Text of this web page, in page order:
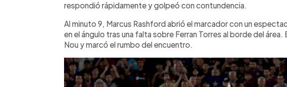
respondió rápidamente y golpeó con contundencia.
Al minuto 9, Marcus Rashford abrió el marcador con un
en el ángulo tras una falta sobre Ferran Torres al borde del área.
Nou y marcó el rumbo del encuentro.